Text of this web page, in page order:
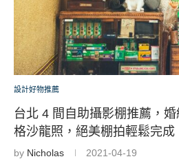
設計好物推薦
台北 4 間自助攝影棚推薦，
格沙龍照，絕美棚拍輕鬆完成
by Nicholas 2021-04-19